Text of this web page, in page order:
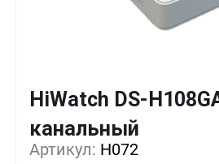
HiWatch DS-
канальный
Артикул: H072
1+ 0%